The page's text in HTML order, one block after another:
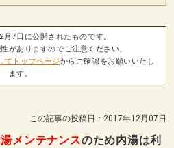
7日に公開されたものです。
がありますのでご注意ください。
てトップページからご確認をお願いいたし
ます。
この記事の投稿日：2017年12月07日
メンテナンスのため内湯は利